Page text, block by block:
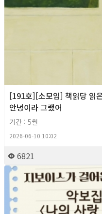
[191호][소모임] 책읽당 읽
안녕이라 그랬어
기간 : 5월
2026-06-10 10:02
6821